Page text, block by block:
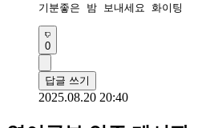
기분좋은 밤 보내세요 화이팅
0
답글 쓰기
2025.08.20 20:40